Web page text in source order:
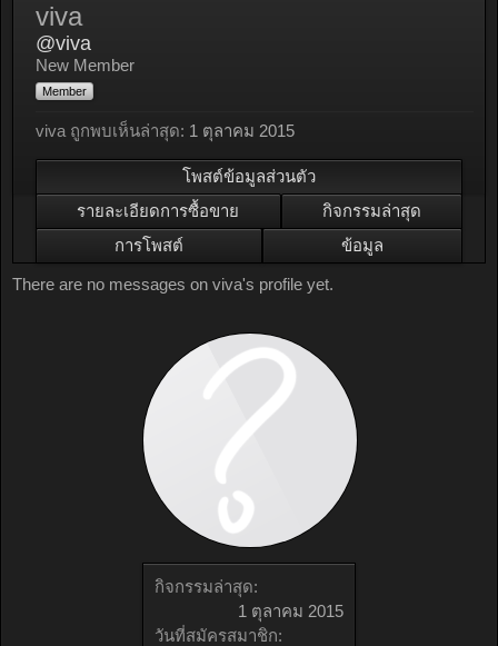
กิจกรรมล่าสุด:
1 ตุลาคม 2015
วันที่สมัครสมาชิก:
viva
@viva
New Member
Member
viva ถูกพบเห็นล่าสุด: 1 ตุลาคม 2015
โพสต์ข้อมูลส่วนตัว
รายละเอียดการซื้อขาย
กิจกรรมล่าสุด
การโพสต์
ข้อมูล
There are no messages on viva's profile yet.